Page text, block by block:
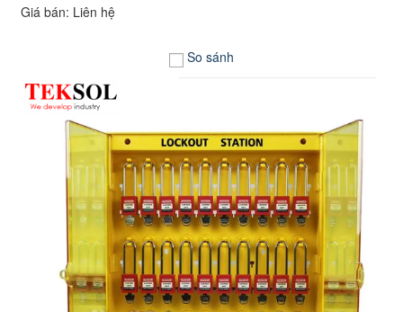
Giá bán: Liên hệ
So sánh